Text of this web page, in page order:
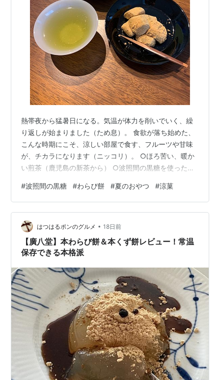
熱帯夜から猛暑日になる。気温が体力を削いでいく、繰
り返しが始まりました（ため息）。 食欲が落ち始めた、
こんな時期にこそ、涼しい部屋で食す、フルーツや甘味
が、チカラになります（ニッコリ）。 ○ほろ苦い、暖か
い煎茶（鹿児島の新茶から） ○波照間の黒糖を使った、
萄） わらび餅は、優しい甘さ。懐かしく感じるのは南の
島の黒糖を使っているからでしょうか（ニッコリ）。波
照間（はてるま）、夏の陽射しがあっても、海風が涼し
さも届けてくれそうな気がする、南の島の大地の贈り
物。 氷水やシャーベットのように、キンキンに冷えてい
るわけではない。それは八月に置いておきます…
#波照間の黒糖 #わらび餅 #夏のおやつ #涼菓
はつはるポンのグルメ • 18日前
【廣八堂】本わらび餅＆本くず餅レビュー！常温
保存できる本格派